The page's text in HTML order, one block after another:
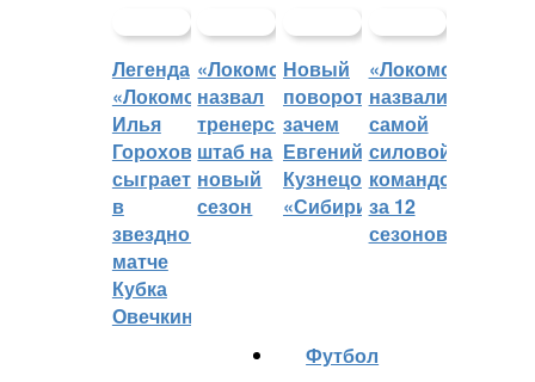
Легенда
«Локомотива»
Илья
Горохов
сыграет
в
звездном
матче
Кубка
Овечкина
«Локомотив»
назвал
тренерский
штаб на
новый
сезон
Новый
поворот:
зачем
Евгений
Кузнецов
«Сибири»?
«Локомотив»
назвали
самой
силовой
командой
за 12
сезонов
Футбол